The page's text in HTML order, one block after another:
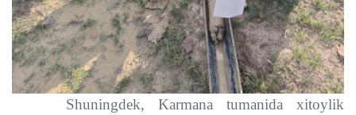
Shuningdek, Karmana tumanida xitoylik